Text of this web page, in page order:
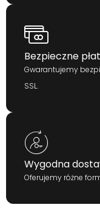
Bezpieczne
Gwarantujemy
SSL.
Wygodna
Oferujemy różne